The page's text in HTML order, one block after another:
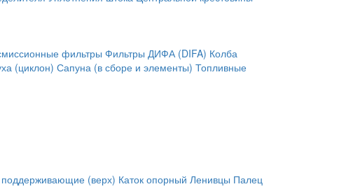
фильтры Фильтры ДИФА (DIFA) Колба
(циклон) Сапуна (в сборе и элементы) Топливные
поддерживающие (верх) Каток опорный Ленивцы Палец